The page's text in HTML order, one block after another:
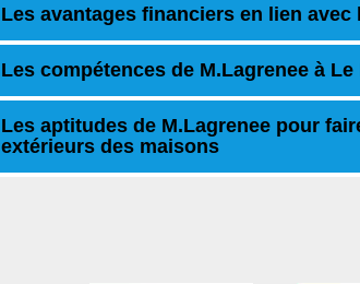
Les avantages financiers en lien
Les compétences de M.Lagrenee à
Les aptitudes de M.Lagrenee pour
extérieurs des maisons